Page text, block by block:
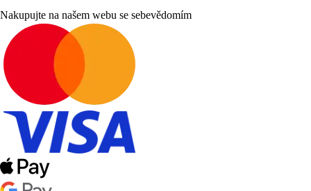
Nakupujte na našem webu se sebevědomím